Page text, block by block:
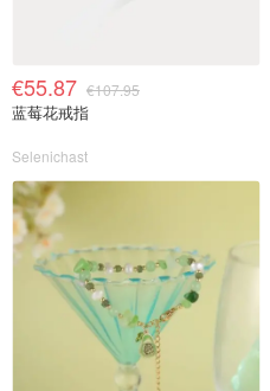
€55.87 €107.95
蓝莓花戒指
Selenichast